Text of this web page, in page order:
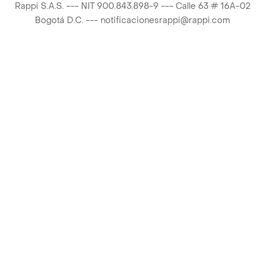
Rappi S.A.S. --- NIT 900.843.898-9 --- Calle 63 # 16A-02
Bogotá D.C. --- notificacionesrappi@rappi.com